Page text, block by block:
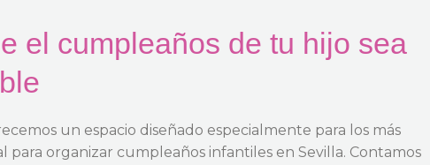
el cumpleaños de tu hijo sea
un espacio diseñado especialmente para los más
para organizar cumpleaños infantiles en Sevilla. Contamos